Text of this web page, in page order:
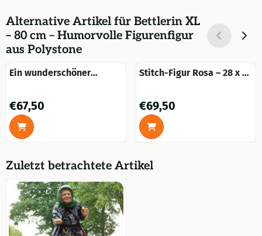
Alternative Artikel für Bettlerin XL
– 80 cm – Humorvolle Figurenfigur
aus Polystone
Ein wunderschöner
Holzoptik
Preis: 67,50
€67,50
Stitch-Figur Rosa – 28 x 33
Preis: 69,50
€69,50
Zuletzt betrachtete Artikel